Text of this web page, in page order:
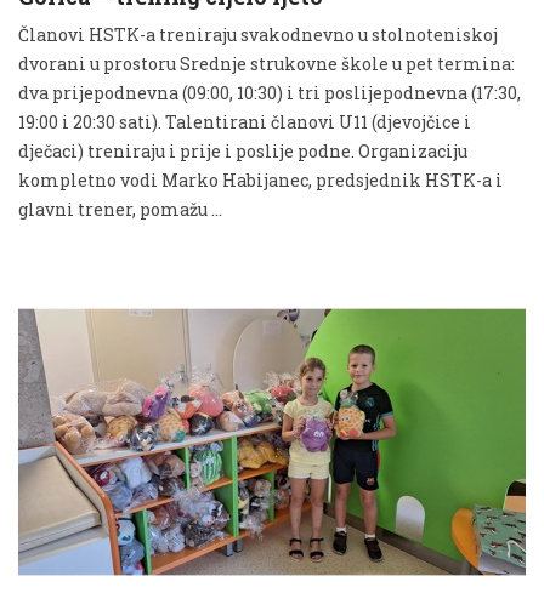
Članovi HSTK-a treniraju svakodnevno u stolnoteniskoj
dvorani u prostoru Srednje strukovne škole u pet termina:
dva prijepodnevna (09:00, 10:30) i tri poslijepodnevna (17:30,
19:00 i 20:30 sati). Talentirani članovi U11 (djevojčice i
dječaci) treniraju i prije i poslije podne. Organizaciju
kompletno vodi Marko Habijanec, predsjednik HSTK-a i
glavni trener, pomažu …